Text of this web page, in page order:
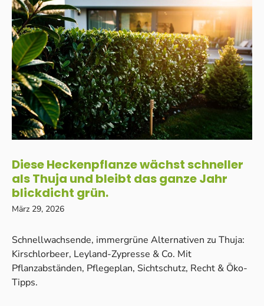
Diese Heckenpflanze wächst schneller
als Thuja und bleibt das ganze Jahr
blickdicht grün.
März 29, 2026
Schnellwachsende, immergrüne Alternativen zu Thuja:
Kirschlorbeer, Leyland-Zypresse & Co. Mit
Pflanzabständen, Pflegeplan, Sichtschutz, Recht & Öko-
Tipps.